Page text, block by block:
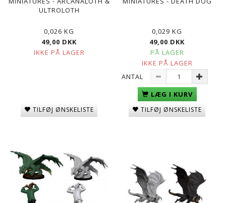
ULTROLOTH
0,026 KG
49,00 DKK
IKKE PÅ LAGER
TILFØJ ØNSKELISTE
0,029 KG
49,00 DKK
PÅ LAGER
IKKE PÅ LAGER
ANTAL
LÆG I KURV
TILFØJ ØNSKELISTE